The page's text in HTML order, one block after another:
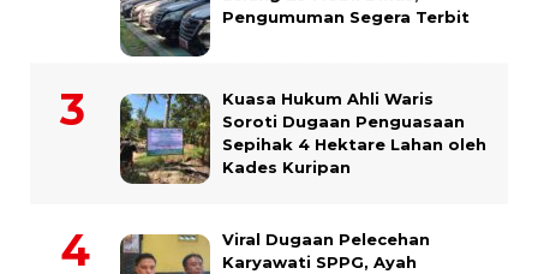
Pengumuman Segera Terbit
Kuasa Hukum Ahli Waris
Soroti Dugaan Penguasaan
Sepihak 4 Hektare Lahan oleh
Kades Kuripan
Viral Dugaan Pelecehan
Karyawati SPPG, Ayah